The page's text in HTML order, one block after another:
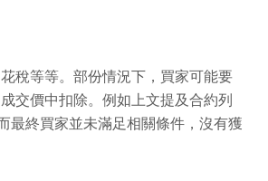
稅等等。部份情況下，買家可能要
交價中扣除。例如上文提及合約列
最終買家並未滿足相關條件，沒有獲